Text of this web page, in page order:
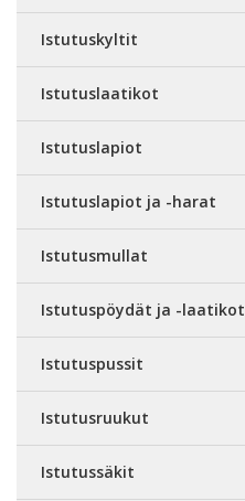
Istutuskyltit
Istutuslaatikot
Istutuslapiot
Istutuslapiot ja -harat
Istutusmullat
Istutuspöydät ja -laatikot
Istutuspussit
Istutusruukut
Istutussäkit